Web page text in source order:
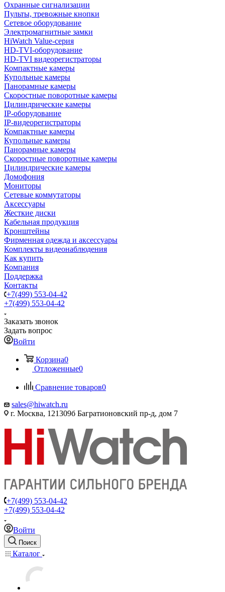
Охранные сигнализации
Пульты, тревожные кнопки
Сетевое оборудование
Электромагнитные замки
HiWatch Value-серия
HD-TVI-оборудование
HD-TVI видеорегистраторы
Компактные камеры
Купольные камеры
Панорамные камеры
Скоростные поворотные камеры
Цилиндрические камеры
IP-оборудование
IP-видеорегистраторы
Компактные камеры
Купольные камеры
Панорамные камеры
Скоростные поворотные камеры
Цилиндрические камеры
Домофония
Мониторы
Сетевые коммутаторы
Аксессуары
Жесткие диски
Кабельная продукция
Кронштейны
Фирменная одежда и аксессуары
Комплекты видеонаблюдения
Как купить
Компания
Поддержка
Контакты
+7(499) 553-04-42
+7(499) 553-04-42
Заказать звонок
Задать вопрос
Войти
Корзина0
Отложенные0
Сравнение товаров0
sales@hiwatch.ru
г. Москва, 121309б Багратионовский пр-д, дом 7
+7(499) 553-04-42
+7(499) 553-04-42
Войти
Поиск
Каталог